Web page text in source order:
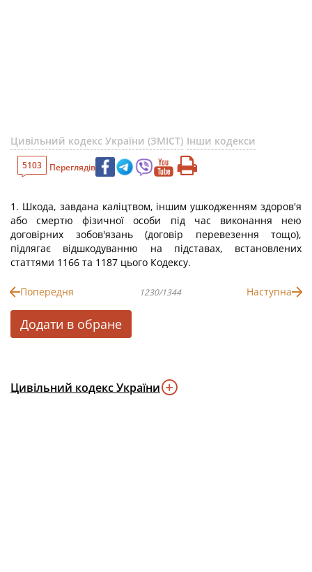
Цивільний кодекс України (ЗМІСТ) Інши кодекси
5103 Переглядів
1. Шкода, завдана каліцтвом, іншим ушкодженням здоров'я
або смертю фізичної особи під час виконання нею
договірних зобов'язань (договір перевезення тощо),
підлягає відшкодуванню на підставах, встановлених
статтями 1166 та 1187 цього Кодексу.
Попередня 1230/1344 Наступна
Додати в обране
Цивільний кодекс України